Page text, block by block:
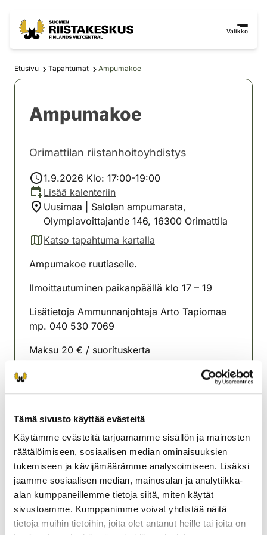
Tämä sivusto käyttää evästeitä
Käytämme evästeitä tarjoamamme sisällön ja mainosten
räätälöimiseen, sosiaalisen median ominaisuuksien
tukemiseen ja kävijämäärämme analysoimiseen. Lisäksi
jaamme sosiaalisen median, mainosalan ja analytiikka-
alan kumppaneillemme tietoja siitä, miten käytät
sivustoamme. Kumppanimme voivat yhdistää näitä
tietoja muihin tietoihin, joita olet antanut heille tai joita on
Valikko
Etusivu Tapahtumat Ampumakoe
Ampumakoe
Orimattilan riistanhoitoyhdistys
1.9.2026 Klo: 17:00-19:00
Lisää kalenteriin
Uusimaa | Salolan ampumarata,
Olympiavoittajantie 146, 16300 Orimattila
Katso tapahtuma kartalla
(avautuu uuteen välilehteen)
Ampumakoe ruutiaseile.
Ilmoittautuminen paikanpäällä klo 17 – 19
Lisätietoja Ammunnanjohtaja Arto Tapiomaa
mp. 040 530 7069
Maksu 20 € / suorituskerta
Toisella radallakohdistusmahdollisuus 10 € /
Orimattilan riistanhoitoyhdistys
Uusimaa
0445664720